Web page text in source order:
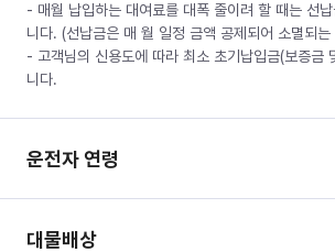
- 매월 납입하는 대여료를 대폭 줄이려 할 때는 선
니다. (선납금은 매 월 일정 금액 공제되어 소멸되는
- 고객님의 신용도에 따라 최소 초기납입금(보증금
니다.
운전자 연령
대물배상